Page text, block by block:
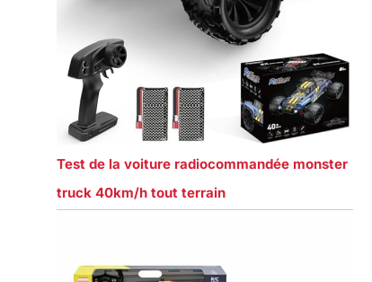
Test de la voiture radiocommandée monster
truck 40km/h tout terrain